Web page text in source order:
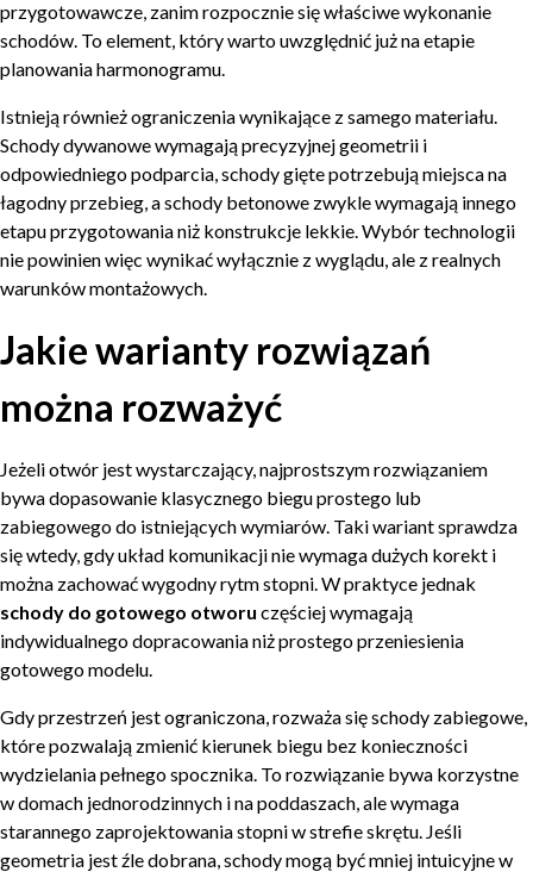
przygotowawcze, zanim rozpocznie się właściwe wykonanie
schodów. To element, który warto uwzględnić już na etapie
planowania harmonogramu.
Istnieją również ograniczenia wynikające z samego materiału.
Schody dywanowe wymagają precyzyjnej geometrii i
odpowiedniego podparcia, schody gięte potrzebują miejsca na
łagodny przebieg, a schody betonowe zwykle wymagają innego
etapu przygotowania niż konstrukcje lekkie. Wybór technologii
nie powinien więc wynikać wyłącznie z wyglądu, ale z realnych
warunków montażowych.
Jakie warianty rozwiązań
można rozważyć
Jeżeli otwór jest wystarczający, najprostszym rozwiązaniem
bywa dopasowanie klasycznego biegu prostego lub
zabiegowego do istniejących wymiarów. Taki wariant sprawdza
się wtedy, gdy układ komunikacji nie wymaga dużych korekt i
można zachować wygodny rytm stopni. W praktyce jednak
schody do gotowego otworu częściej wymagają
indywidualnego dopracowania niż prostego przeniesienia
gotowego modelu.
Gdy przestrzeń jest ograniczona, rozważa się schody zabiegowe,
które pozwalają zmienić kierunek biegu bez konieczności
wydzielania pełnego spocznika. To rozwiązanie bywa korzystne
w domach jednorodzinnych i na poddaszach, ale wymaga
starannego zaprojektowania stopni w strefie skrętu. Jeśli
geometria jest źle dobrana, schody mogą być mniej intuicyjne w